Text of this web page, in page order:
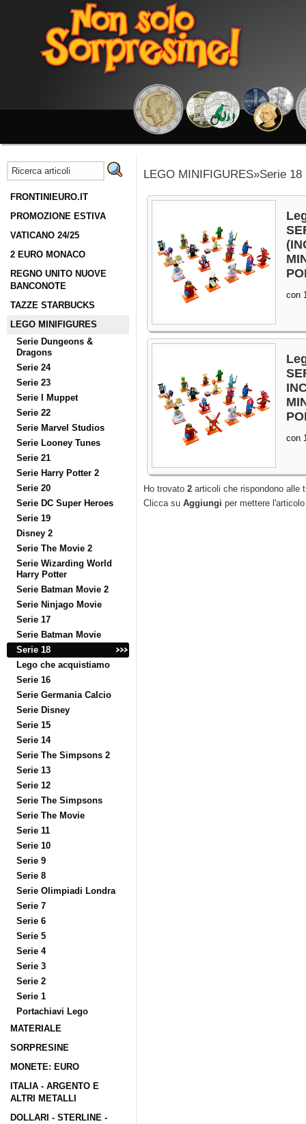
FRONTINIEURO.IT
PROMOZIONE ESTIVA
VATICANO 24/25
2 EURO MONACO
REGNO UNITO NUOVE
BANCONOTE
TAZZE STARBUCKS
LEGO MINIFIGURES
Serie Dungeons &
Dragons
Serie 24
Serie 23
Serie I Muppet
Serie 22
Serie Marvel Studios
Serie Looney Tunes
Serie 21
Serie Harry Potter 2
Serie 20
Serie DC Super Heroes
Serie 19
Disney 2
Serie The Movie 2
Serie Wizarding World
Harry Potter
Serie Batman Movie 2
Serie Ninjago Movie
Serie 17
Serie Batman Movie
Serie 18
Lego che acquistiamo
Serie 16
Serie Germania Calcio
Serie Disney
Serie 15
Serie 14
Serie The Simpsons 2
Serie 13
Serie 12
Serie The Simpsons
Serie The Movie
Serie 11
Serie 10
Serie 9
Serie 8
Serie Olimpiadi Londra
Serie 7
Serie 6
Serie 5
Serie 4
Serie 3
Serie 2
Serie 1
Portachiavi Lego
MATERIALE
SORPRESINE
MONETE: EURO
ITALIA - ARGENTO E
ALTRI METALLI
DOLLARI - STERLINE -
LEGO MINIFIGURES»Serie 18
con
con
Ho trovato 2 articoli che rispondono alle
Clicca su Aggiungi per mettere